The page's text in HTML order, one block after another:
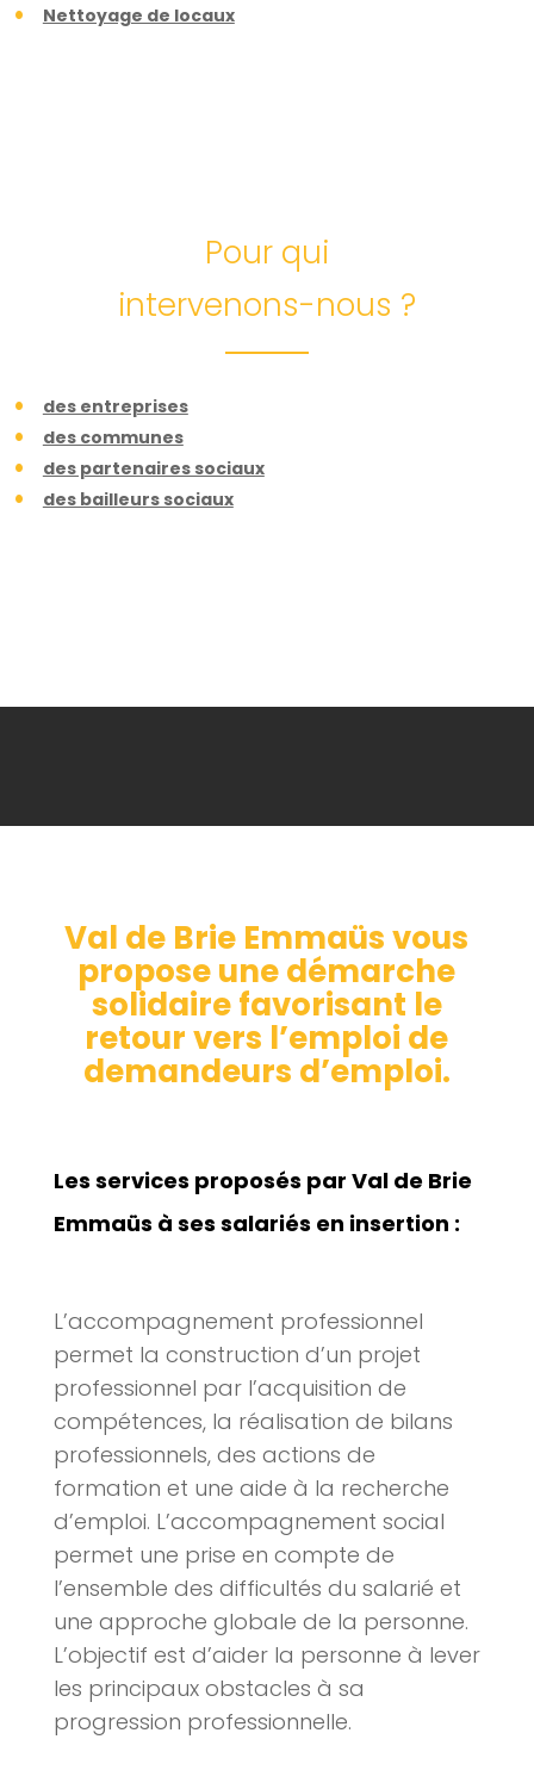
Nettoyage de locaux
Pour qui
intervenons-nous ?
des entreprises
des communes
des partenaires sociaux
des bailleurs sociaux
Val de Brie Emmaüs vous
propose une démarche
solidaire favorisant le
retour vers l’emploi de
demandeurs d’emploi.
Les services proposés par Val de Brie
Emmaüs à ses salariés en insertion :
L’accompagnement professionnel
permet la construction d’un projet
professionnel par l’acquisition de
compétences, la réalisation de bilans
professionnels, des actions de
formation et une aide à la recherche
d’emploi. L’accompagnement social
permet une prise en compte de
l’ensemble des difficultés du salarié et
une approche globale de la personne.
L’objectif est d’aider la personne à lever
les principaux obstacles à sa
progression professionnelle.